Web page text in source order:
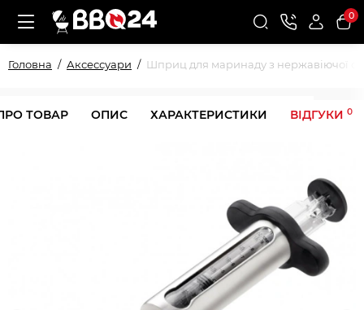
0
Головна Аксессуари Шприц для маринаду з нержавіючої
ТОВАР ОПИС ХАРАКТЕРИСТИКИ ВІДГУКИ 0